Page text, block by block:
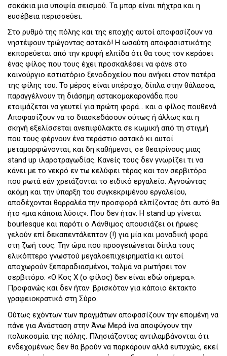
σοκάκια μια υποψία σεισμού. Τα μπαρ είναι πήχτρα και η
ευσέβεια περισσεύει.
Στο ρυθμό της πόλης και της εποχής αυτοί αποφασίζουν να
νηστέψουν τρώγοντας αστακό! Η ωσαύτη αποφασιστικότης
εκπορεύεται από την κρυφή ελπίδα ότι θα τους τον κεράσει
ένας φίλος που τους έχει προσκαλέσει να φάνε στο
καινούργιο εστιατόριο ξενοδοχείου που ανήκει στον πατέρα
της φίλης του. Το μέρος είναι υπέροχο, δίπλα στην θάλασσα,
παραγγέλνουν τη διάσημη αστακομακαρονάδα που
ετοιμάζεται να γευτεί για πρώτη φορά… και ο φίλος πουθενά.
Αποφασίζουν να το διασκεδάσουν ούτως ή άλλως και η
σκηνή εξελίσσεται ανεπιφύλακτα σε κωμική από τη στιγμή
που τους φέρνουν ένα τεράστιο αστακό κι αυτοί
μεταμορφώνονται, και δη καθήμενοι, σε θεατρίνους μιας
stand up ιλαροτραγωδίας. Κανείς τους δεν γνωρίζει τι να
κάνει με το νεκρό εν τω κελύφει τέρας και τον σερβιτόρο
που ρωτά εάν χρειάζονται το ειδικό εργαλείο. Αγνοώντας
ακόμη και την ύπαρξη του συγκεκριμένου εργαλείου,
αποδέχονται θαρραλέα την προσφορά ελπίζοντας ότι αυτό θα
ήτο «μια κάποια λύσις». Που δεν ήταν. Η stand up γίνεται
bourlesque και παρότι ο Λάνθιμος απουσιάζει οι ήρωες
γελούν επί δεκαπεντάλεπτον (!) για μία και μοναδική φορά
στη ζωή τους. Την ώρα που προσγειώνεται δίπλα τους
ελικόπτερο γνωστού μεγαλοεπιχειρηματία κι αυτοί
αποχωρούν ξεπαραδιασμένοι, τολμά να ρωτήσει τον
σερβιτόρο: «Ο Κος Χ (ο φίλος) δεν είναι εδώ σήμερα;».
Προφανώς και δεν ήταν· βρισκόταν για κάποιο έκτακτο
γραφειοκρατικό στη Σύρο.
Ούτως εχόντων των πραγμάτων αποφασίζουν την επομένη να
πάνε για Ανάσταση στην Άνω Μερά ίνα αποφύγουν την
πολυκοσμία της πόλης. Πλησιάζοντας αντιλαμβάνονται ότι
ενδεχομένως δεν θα βρούν να παρκάρουν αλλά ευτυχώς, εκεί